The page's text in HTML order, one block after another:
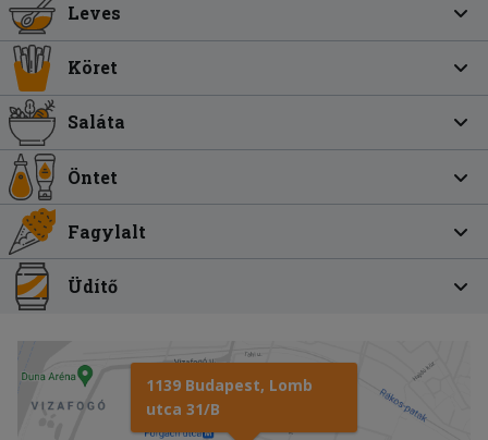
Leves
Köret
Saláta
Öntet
Fagylalt
Üdítő
1139 Budapest, Lomb
utca 31/B